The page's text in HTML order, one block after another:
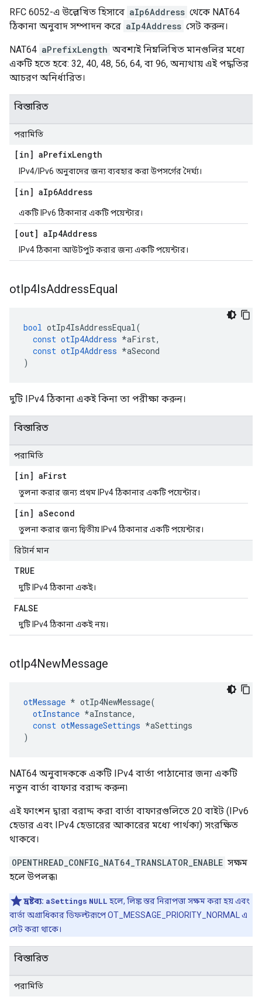
RFC 6052-এ উল্লেখিত হিসাবে aIp6Address থেকে NAT64
ঠিকানা অনুবাদ সম্পাদন করে aIp4Address সেট করুন।
NAT64 aPrefixLength অবশ্যই নিম্নলিখিত মানগুলির মধ্যে
একটি হতে হবে: 32, 40, 48, 56, 64, বা 96, অন্যথায় এই পদ্ধতির
আচরণ অনির্ধারিত।
বিস্তারিত
পরামিতি
[in] aPrefixLength
IPv4/IPv6 অনুবাদের জন্য ব্যবহার করা উপসর্গের দৈর্ঘ্য।
[in] aIp6Address
একটি IPv6 ঠিকানার একটি পয়েন্টার।
[out] aIp4Address
IPv4 ঠিকানা আউটপুট করার জন্য একটি পয়েন্টার।
otIp4IsAddressEqual
bool otIp4IsAddressEqual(
const otIp4Address *aFirst,
const otIp4Address *aSecond
)
দুটি IPv4 ঠিকানা একই কিনা তা পরীক্ষা করুন।
বিস্তারিত
পরামিতি
[in] aFirst
তুলনা করার জন্য প্রথম IPv4 ঠিকানার একটি পয়েন্টার।
[in] aSecond
তুলনা করার জন্য দ্বিতীয় IPv4 ঠিকানার একটি পয়েন্টার।
রিটার্ন মান
TRUE
দুটি IPv4 ঠিকানা একই।
FALSE
দুটি IPv4 ঠিকানা একই নয়।
otIp4NewMessage
otMessage * otIp4NewMessage(
otInstance *aInstance,
const otMessageSettings *aSettings
)
NAT64 অনুবাদককে একটি IPv4 বার্তা পাঠানোর জন্য একটি
নতুন বার্তা বাফার বরাদ্দ করুন৷
এই ফাংশন দ্বারা বরাদ্দ করা বার্তা বাফারগুলিতে 20 বাইট (IPv6
হেডার এবং IPv4 হেডারের আকারের মধ্যে পার্থক্য) সংরক্ষিত
থাকবে।
OPENTHREAD_CONFIG_NAT64_TRANSLATOR_ENABLE সক্ষম
হলে উপলব্ধ৷
দ্রষ্টব্য: aSettings NULL হলে, লিঙ্ক স্তর নিরাপত্তা সক্ষম করা হয় এবং
বার্তা অগ্রাধিকার ডিফল্টরূপে OT_MESSAGE_PRIORITY_NORMAL এ
সেট করা থাকে।
বিস্তারিত
পরামিতি